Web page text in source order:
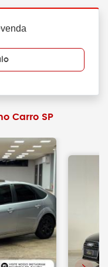
Carro SP